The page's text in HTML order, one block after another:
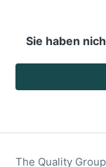
Sie haben
The Quality Group